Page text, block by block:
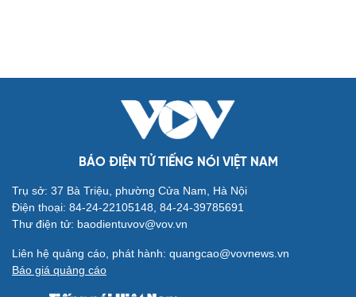
BÁO ĐIỆN TỬ TIẾNG NÓI VIỆT NAM
Trụ sở: 37 Bà Triệu, phường Cửa Nam, Hà Nội
Điện thoại: 84-24-22105148, 84-24-39785691
Thư điện tử: baodientuvov@vov.vn
Liên hệ quảng cáo, phát hành: quangcao@vovnews.vn
Báo giá quảng cáo